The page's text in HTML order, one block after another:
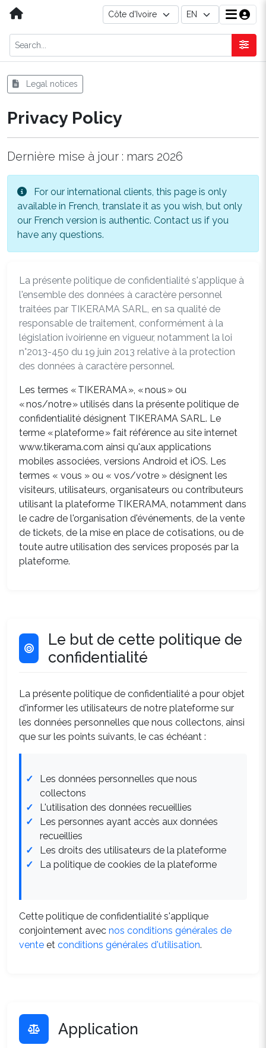
Legal notices
Privacy Policy
Dernière mise à jour : mars 2026
For our international clients, this page is only
available in French, translate it as you wish, but only
our French version is authentic. Contact us if you
have any questions.
La présente politique de confidentialité s'applique à
l'ensemble des données à caractère personnel
traitées par TIKERAMA SARL, en sa qualité de
responsable de traitement, conformément à la
législation ivoirienne en vigueur, notamment la loi
n°2013-450 du 19 juin 2013 relative à la protection
des données à caractère personnel.
Les termes « TIKERAMA », « nous » ou
« nos/notre » utilisés dans la présente politique de
confidentialité désignent TIKERAMA SARL. Le
terme « plateforme » fait référence au site internet
www.tikerama.com ainsi qu'aux applications
mobiles associées, versions Android et iOS. Les
termes « vous » ou « vos/votre » désignent les
visiteurs, utilisateurs, organisateurs ou contributeurs
utilisant la plateforme TIKERAMA, notamment dans
le cadre de l'organisation d'événements, de la vente
de tickets, de la mise en place de cotisations, ou de
toute autre utilisation des services proposés par la
plateforme.
Le but de cette politique de
confidentialité
La présente politique de confidentialité a pour objet
d'informer les utilisateurs de notre plateforme sur
les données personnelles que nous collectons, ainsi
que sur les points suivants, le cas échéant :
Les données personnelles que nous
collectons
L'utilisation des données recueillies
Les personnes ayant accès aux données
recueillies
Les droits des utilisateurs de la plateforme
La politique de cookies de la plateforme
Cette politique de confidentialité s'applique
conjointement avec nos conditions générales de
vente et conditions générales d'utilisation.
Application